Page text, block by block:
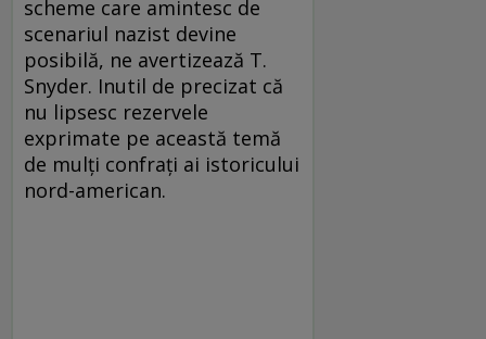
scheme care amintesc de
scenariul nazist devine
posibilă, ne avertizează T.
Snyder. Inutil de precizat că
nu lipsesc rezervele
exprimate pe această temă
de mulţi confraţi ai istoricului
nord-american.